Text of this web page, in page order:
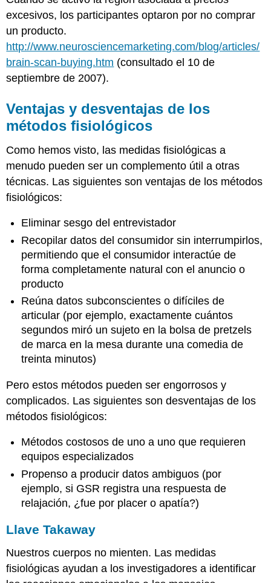
excesivos, los participantes optaron por no comprar
un producto.
http://www.neurosciencemarketing.com/blog/articles/
brain-scan-buying.htm (consultado el 10 de
septiembre de 2007).
Ventajas y desventajas de los
métodos fisiológicos
Como hemos visto, las medidas fisiológicas a
menudo pueden ser un complemento útil a otras
técnicas. Las siguientes son ventajas de los métodos
fisiológicos:
Eliminar sesgo del entrevistador
Recopilar datos del consumidor sin interrumpirlos,
permitiendo que el consumidor interactúe de
forma completamente natural con el anuncio o
producto
Reúna datos subconscientes o difíciles de
articular (por ejemplo, exactamente cuántos
segundos miró un sujeto en la bolsa de pretzels
de marca en la mesa durante una comedia de
treinta minutos)
Pero estos métodos pueden ser engorrosos y
complicados. Las siguientes son desventajas de los
métodos fisiológicos:
Métodos costosos de uno a uno que requieren
equipos especializados
Propenso a producir datos ambiguos (por
ejemplo, si GSR registra una respuesta de
relajación, ¿fue por placer o apatía?)
Llave Takaway
Nuestros cuerpos no mienten. Las medidas
fisiológicas ayudan a los investigadores a identificar